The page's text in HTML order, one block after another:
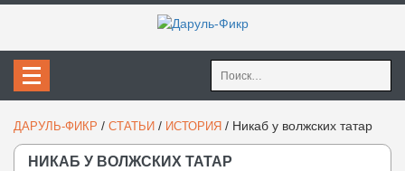
Найти:
ДАРУЛЬ-ФИКР / СТАТЬИ / ИСТОРИЯ / Никаб у волжских татар
НИКАБ У ВОЛЖСКИХ ТАТАР